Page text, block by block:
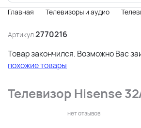
Главная Телевизоры и аудио
Артикул 2770216
Товар закончился. Возможно Вас
похожие товары
Телевизор Hisense
нет отзывов